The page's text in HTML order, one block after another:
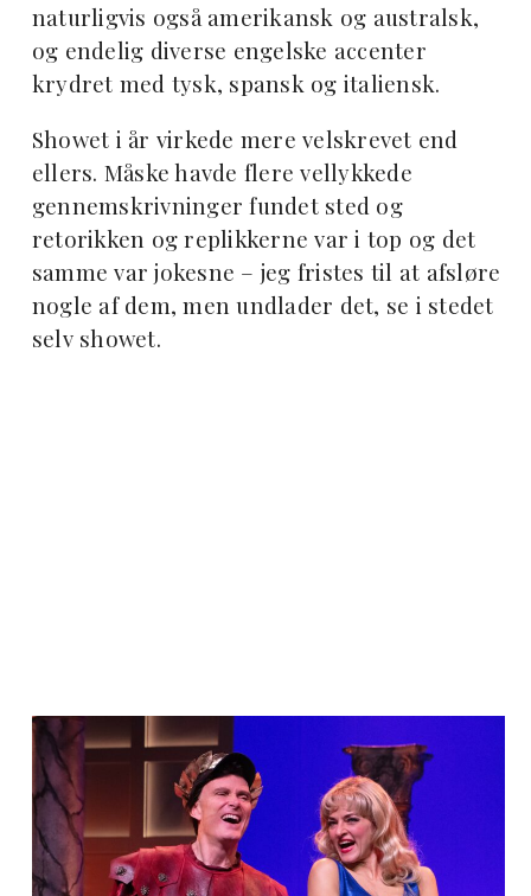
naturligvis også amerikansk og australsk,
og endelig diverse engelske accenter
krydret med tysk, spansk og italiensk.
Showet i år virkede mere velskrevet end
ellers. Måske havde flere vellykkede
gennemskrivninger fundet sted og
retorikken og replikkerne var i top og det
samme var jokesne – jeg fristes til at afsløre
nogle af dem, men undlader det, se i stedet
selv showet.